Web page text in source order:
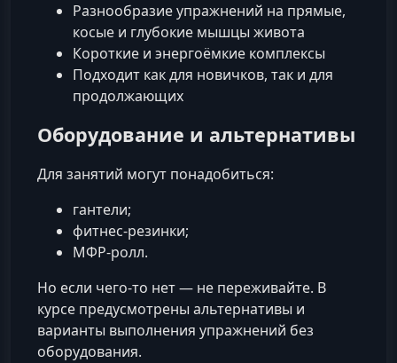
Разнообразие упражнений на прямые,
косые и глубокие мышцы живота
Короткие и энергоёмкие комплексы
Подходит как для новичков, так и для
продолжающих
Оборудование и альтернативы
Для занятий могут понадобиться:
гантели;
фитнес-резинки;
МФР-ролл.
Но если чего-то нет — не переживайте. В
курсе предусмотрены альтернативы и
варианты выполнения упражнений без
оборудования.